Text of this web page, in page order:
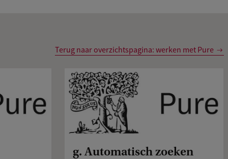
Terug naar overzichtspagina: werken met Pure
g. Automatisch zoeken